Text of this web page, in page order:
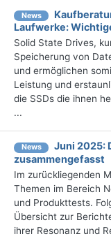
News
Laufwerke:
Solid State Drives,
Speicherung von
und ermöglichen
Leistung und
die SSDs die ihnen
...
News
Juni 2025:
zusammengefasst
Im zurückliegenden
Themen im Bereich
und Produkttests.
Übersicht zur
ihrer Resonanz und